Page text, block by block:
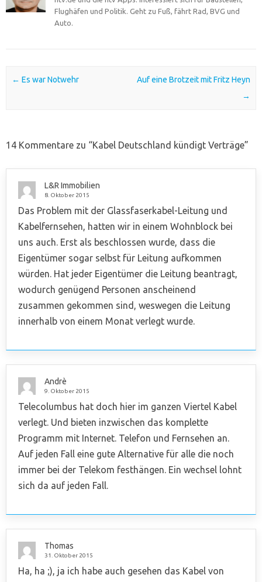
Flughäfen und Politik. Geht zu Fuß, fährt Rad, BVG und
Auto.
Post navigation
← Es war Notwehr
Auf eine Brotzeit mit Fritz Heyn
→
14 Kommentare zu “Kabel Deutschland kündigt Verträge”
L&R Immobilien
8. Oktober 2015
Das Problem mit der Glassfaserkabel-Leitung und
Kabelfernsehen, hatten wir in einem Wohnblock bei
uns auch. Erst als beschlossen wurde, dass die
Eigentümer sogar selbst für Leitung aufkommen
würden. Hat jeder Eigentümer die Leitung beantragt,
wodurch genügend Personen anscheinend
zusammen gekommen sind, weswegen die Leitung
innerhalb von einem Monat verlegt wurde.
Andrè
9. Oktober 2015
Telecolumbus hat doch hier im ganzen Viertel Kabel
verlegt. Und bieten inzwischen das komplette
Programm mit Internet. Telefon und Fernsehen an.
Auf jeden Fall eine gute Alternative für alle die noch
immer bei der Telekom festhängen. Ein wechsel lohnt
sich da auf jeden Fall.
Thomas
31. Oktober 2015
Ha, ha ;), ja ich habe auch gesehen das Kabel von